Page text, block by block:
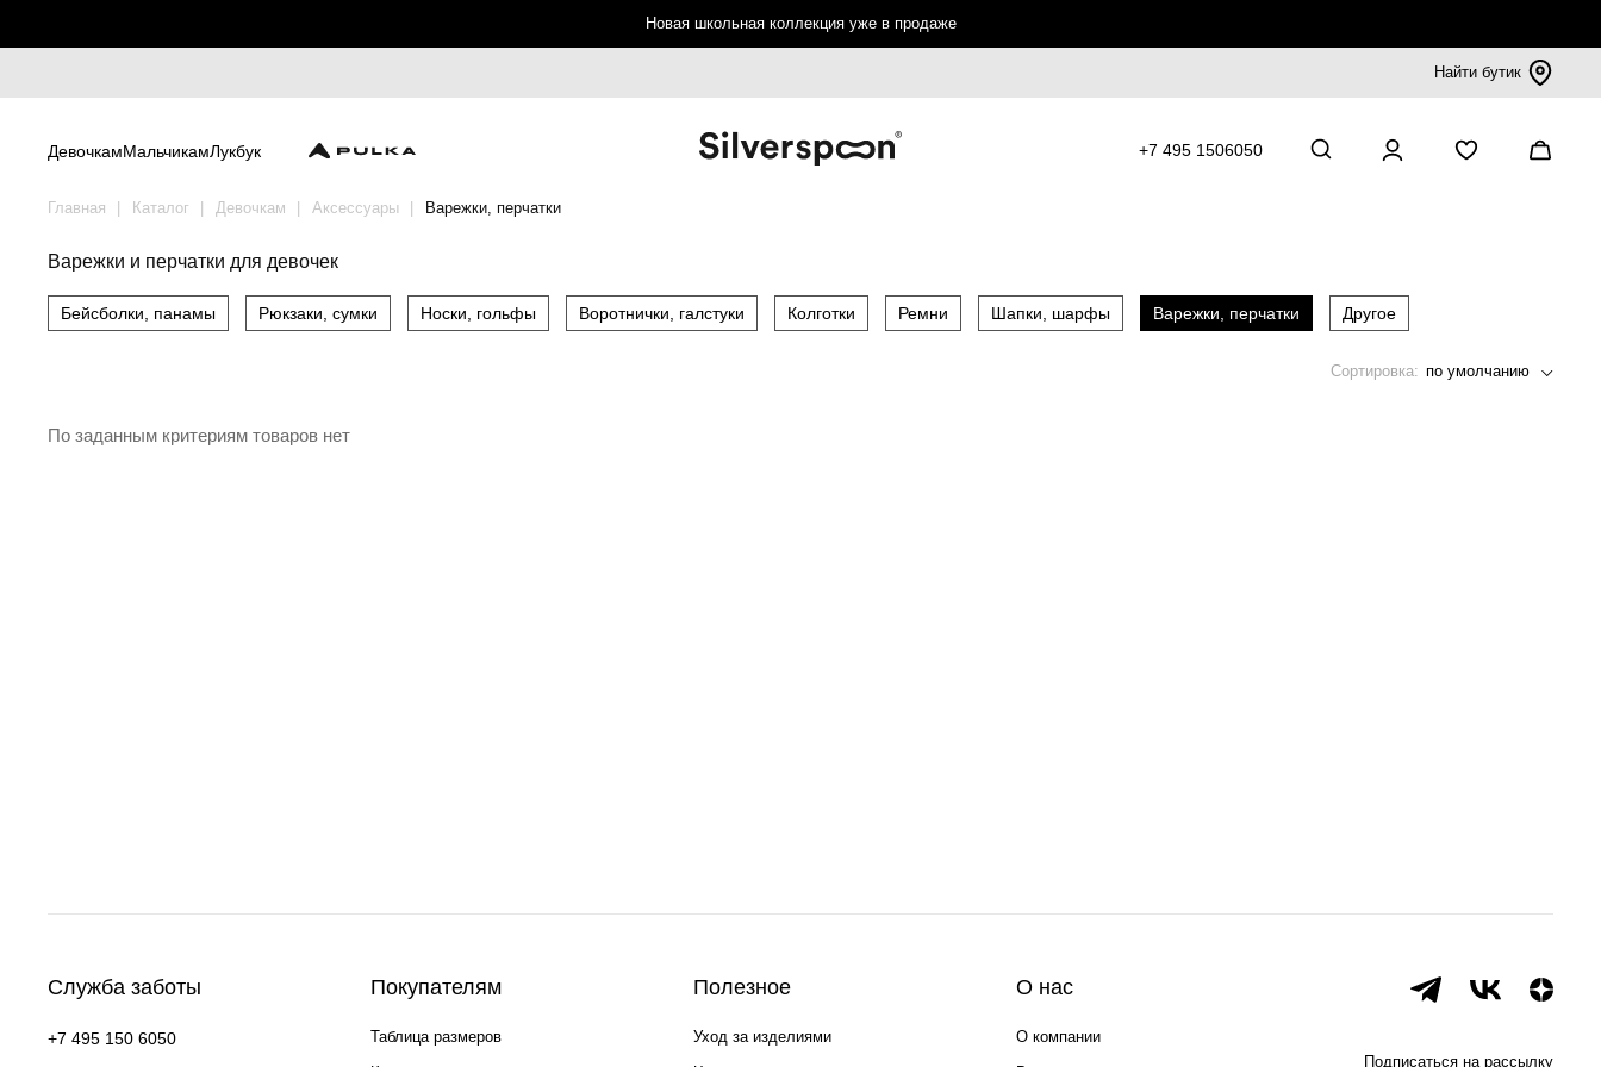
Новая школьная коллекция уже в продаже
Найти бутик
ДевочкамМальчикамЛукбук +7 495 1506050
Главная Каталог Девочкам Аксессуары Варежки, перчатки
Варежки и перчатки для девочек
Бейсболки, панамы Рюкзаки, сумки Носки, гольфы Воротнички, галстуки Колготки Ремни Шапки, шарфы Варежки, перчатки Другое
Сортировка: по умолчанию
По заданным критериям товаров нет
Служба заботы
+7 495 150 6050
Покупателям
Таблица размеров
Полезное
Уход за изделиями
О нас
О компании
Подписаться на рассылку